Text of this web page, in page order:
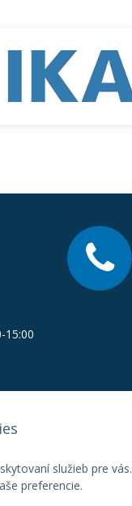
služieb pre vás.
preferencie.
15:00